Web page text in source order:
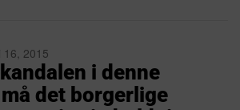
16, 2015
i denne
det borgerlige